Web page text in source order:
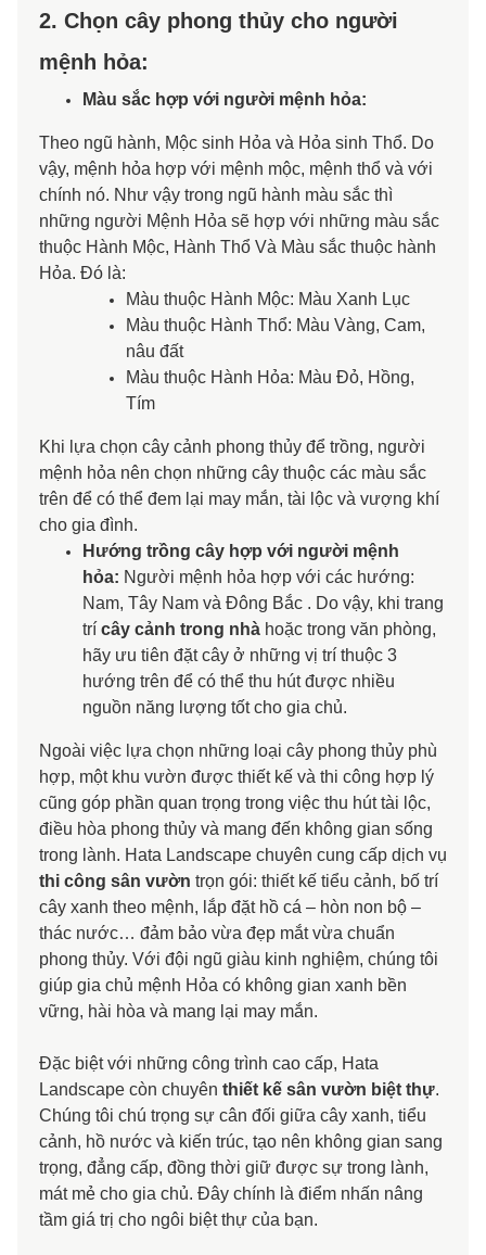
2. Chọn cây phong thủy cho người
mệnh hỏa:
Màu sắc hợp với người mệnh hỏa:
Theo ngũ hành, Mộc sinh Hỏa và Hỏa sinh Thổ. Do
vậy, mệnh hỏa hợp với mệnh mộc, mệnh thổ và với
chính nó. Như vậy trong ngũ hành màu sắc thì
những người Mệnh Hỏa sẽ hợp với những màu sắc
thuộc Hành Mộc, Hành Thổ Và Màu sắc thuộc hành
Hỏa. Đó là:
Màu thuộc Hành Mộc: Màu Xanh Lục
Màu thuộc Hành Thổ: Màu Vàng, Cam,
nâu đất
Màu thuộc Hành Hỏa: Màu Đỏ, Hồng,
Tím
Khi lựa chọn cây cảnh phong thủy để trồng, người
mệnh hỏa nên chọn những cây thuộc các màu sắc
trên để có thể đem lại may mắn, tài lộc và vượng khí
cho gia đình.
Hướng trồng cây hợp với người mệnh
hỏa: Người mệnh hỏa hợp với các hướng:
Nam, Tây Nam và Đông Bắc . Do vậy, khi trang
trí cây cảnh trong nhà hoặc trong văn phòng,
hãy ưu tiên đặt cây ở những vị trí thuộc 3
hướng trên để có thể thu hút được nhiều
nguồn năng lượng tốt cho gia chủ.
Ngoài việc lựa chọn những loại cây phong thủy phù
hợp, một khu vườn được thiết kế và thi công hợp lý
cũng góp phần quan trọng trong việc thu hút tài lộc,
điều hòa phong thủy và mang đến không gian sống
trong lành. Hata Landscape chuyên cung cấp dịch vụ
thi công sân vườn trọn gói: thiết kế tiểu cảnh, bố trí
cây xanh theo mệnh, lắp đặt hồ cá – hòn non bộ –
thác nước… đảm bảo vừa đẹp mắt vừa chuẩn
phong thủy. Với đội ngũ giàu kinh nghiệm, chúng tôi
giúp gia chủ mệnh Hỏa có không gian xanh bền
vững, hài hòa và mang lại may mắn.
Đặc biệt với những công trình cao cấp, Hata
Landscape còn chuyên thiết kế sân vườn biệt thự.
Chúng tôi chú trọng sự cân đối giữa cây xanh, tiểu
cảnh, hồ nước và kiến trúc, tạo nên không gian sang
trọng, đẳng cấp, đồng thời giữ được sự trong lành,
mát mẻ cho gia chủ. Đây chính là điểm nhấn nâng
tầm giá trị cho ngôi biệt thự của bạn.